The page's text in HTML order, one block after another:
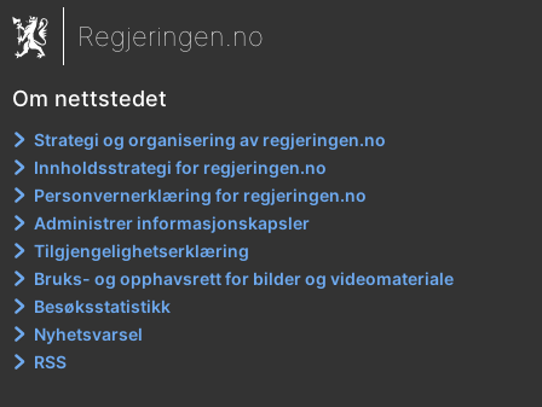
Regjeringen.no
Om nettstedet
Strategi og organisering av regjeringen.no
Innholdsstrategi for regjeringen.no
Personvernerklæring for regjeringen.no
Administrer informasjonskapsler
Tilgjengelighetserklæring
Bruks- og opphavsrett for bilder og videomateriale
Besøksstatistikk
Nyhetsvarsel
RSS